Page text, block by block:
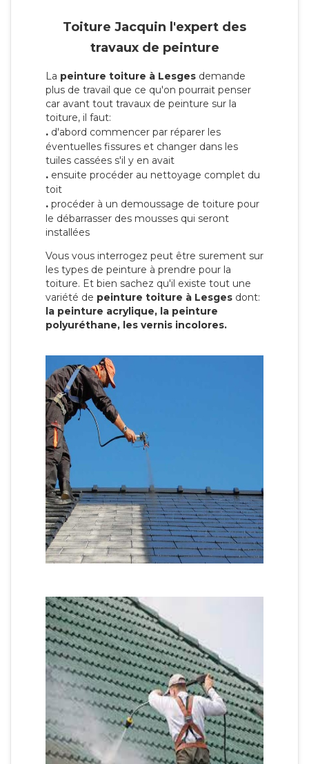
Toiture Jacquin l'expert des
travaux de peinture
La peinture toiture à Lesges demande
plus de travail que ce qu'on pourrait penser
car avant tout travaux de peinture sur la
toiture, il faut:
. d'abord commencer par réparer les
éventuelles fissures et changer dans les
tuiles cassées s'il y en avait
. ensuite procéder au nettoyage complet du
toit
. procéder à un demoussage de toiture pour
le débarrasser des mousses qui seront
installées
Vous vous interrogez peut être surement sur
les types de peinture à prendre pour la
toiture. Et bien sachez qu'il existe tout une
variété de peinture toiture à Lesges dont:
la peinture acrylique, la peinture
polyuréthane, les vernis incolores.